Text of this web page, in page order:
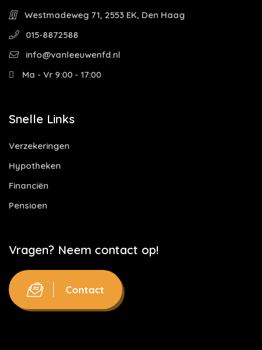
Westmadeweg 71, 2553 EK, Den Haag
015-8872588
info@vanleeuwenfd.nl
Ma - Vr 9:00 - 17:00
Snelle Links
Verzekeringen
Hypotheken
Financiën
Pensioen
Vragen? Neem contact op!
Contact